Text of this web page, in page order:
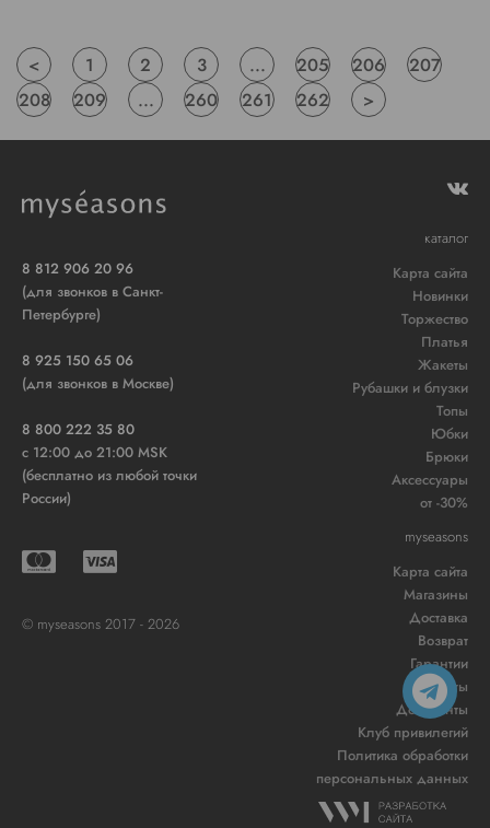
< 1 2 3 ... 205 206
207
208
209 ... 260 261 262 >
8 812 906 20 96
(для звонков в Санкт-
Петербурге)
8 925 150 65 06
(для звонков в Москве)
8 800 222 35 80
c 12:00 до 21:00 MSK
(бесплатно из любой точки
России)
© myseasons 2017 - 2026
каталог
Карта сайта
Новинки
Торжество
Платья
Жакеты
Рубашки и блузки
Топы
Юбки
Брюки
Аксессуары
от -30%
myseasons
Карта сайта
Магазины
Доставка
Возврат
Гарантии
Контакты
Документы
Клуб привилегий
Политика обработки
персональных данных